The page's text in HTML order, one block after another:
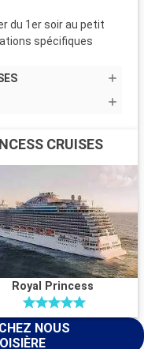
du 1er soir au petit
spécifiques
CRUISES
Royal Princess
NOUS